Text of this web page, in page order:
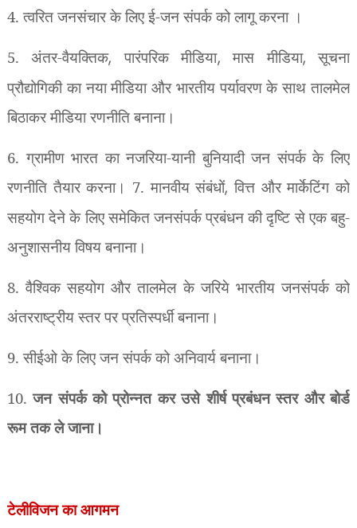
4. त्वरित जनसंचार के लिए ई-जन संपर्क को लागू करना ।
5. अंतर-वैयक्तिक, पारंपरिक मीडिया,मास मीडिया,सूचना
प्रौद्योगिकी का नया मीडिया और भारतीय पर्यावरण के साथ तालमेल
बिठाकर मीडिया रणनीति बनाना।
6. ग्रामीण भारत का नजरिया-यानी बुनियादी जन संपर्क के लिए
रणनीति तैयार करना। 7. मानवीय संबंधों,वित्त और मार्केटिंग को
सहयोग देने के लिए समेकित जनसंपर्क प्रबंधन की दृष्टि से एक बहु-
अनुशासनीय विषय बनाना।
8. वैश्विक सहयोग और तालमेल के जरिये भारतीय जनसंपर्क को
अंतरराष्ट्रीय स्तर पर प्रतिस्पर्धी बनाना।
9. सीईओ के लिए जन संपर्क को अनिवार्य बनाना।
10.जन संपर्क को प्रोन्नत कर उसे शीर्ष प्रबंधन स्तर और बोर्ड
रूम तक ले जाना।
टेलीविजन का आगमन